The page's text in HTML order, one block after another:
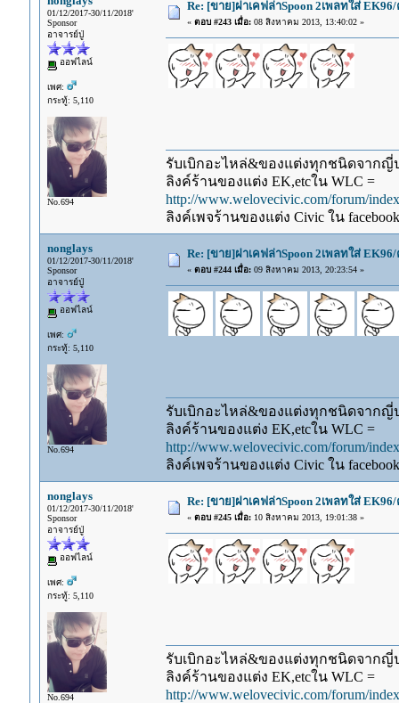
01/12/2017-30/11/2018'
Sponsor
อาจารย์ปู่
ออฟไลน์
เพศ:
กระทู้: 5,110
No.694
Re: [ขาย]ฝาเคฟล่าSpoon 2เพลทใส่
« ตอบ #243 เมื่อ:08 สิงหาคม 2013, 13:40:02 »
รับเบิกอะไหล่&ของแต่งทุกชนิดจากญี่
ลิงค์ร้านของแต่ง EK,etcใน WLC =
http://www.welovecivic.com/forum/
ลิงค์เพจร้านของแต่ง Civic ใน
nonglays
01/12/2017-30/11/2018'
Sponsor
อาจารย์ปู่
ออฟไลน์
เพศ:
กระทู้: 5,110
No.694
Re: [ขาย]ฝาเคฟล่าSpoon 2เพลทใส่
« ตอบ #244 เมื่อ:09 สิงหาคม 2013, 20:23:54 »
รับเบิกอะไหล่&ของแต่งทุกชนิดจากญี่
ลิงค์ร้านของแต่ง EK,etcใน WLC =
http://www.welovecivic.com/forum/
ลิงค์เพจร้านของแต่ง Civic ใน
nonglays
01/12/2017-30/11/2018'
Sponsor
อาจารย์ปู่
ออฟไลน์
เพศ:
กระทู้: 5,110
No.694
Re: [ขาย]ฝาเคฟล่าSpoon 2เพลทใส่
« ตอบ #245 เมื่อ:10 สิงหาคม 2013, 19:01:38 »
รับเบิกอะไหล่&ของแต่งทุกชนิดจากญี่
ลิงค์ร้านของแต่ง EK,etcใน WLC =
http://www.welovecivic.com/forum/